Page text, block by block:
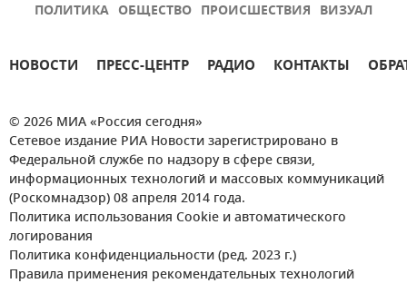
ПОЛИТИКА ОБЩЕСТВО ПРОИСШЕСТВИЯ ВИЗУАЛ
НОВОСТИ ПРЕСС-ЦЕНТР РАДИО КОНТАКТЫ
© 2026 МИА «Россия сегодня»
Сетевое издание РИА Новости зарегистрировано в
Федеральной службе по надзору в сфере связи,
информационных технологий и массовых коммуникаций
(Роскомнадзор) 08 апреля 2014 года.
Политика использования Cookie и автоматического
логирования
Политика конфиденциальности (ред. 2023 г.)
Правила применения рекомендательных технологий